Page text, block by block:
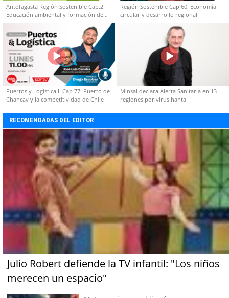
Antofagasta Región Sostenible Cap.2:
Educación ambiental y formación de
capacidades técnicas
Región Sostenible Cap 60: Economía
circular y desarrollo regional
Puertos y Logística II Cap 77: Puerto de
Chancay y la competitividad de Chile
Minsal declara Alerta Sanitaria en 13
regiones por virus hanta
RECOMENDADAS DEL EDITOR
Julio Robert defiende la TV infantil: "Los niños
merecen un espacio"